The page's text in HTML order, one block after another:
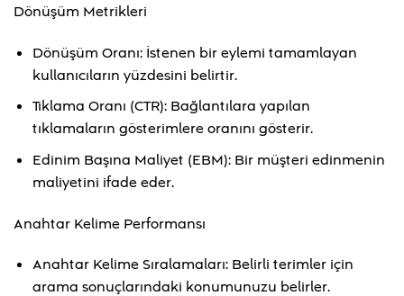
Dönüşüm Metrikleri
Dönüşüm Oranı: İstenen bir eylemi tamamlayan
kullanıcıların yüzdesini belirtir.
Tıklama Oranı (CTR): Bağlantılara yapılan
tıklamaların gösterimlere oranını gösterir.
Edinim Başına Maliyet (EBM): Bir müşteri edinmenin
maliyetini ifade eder.
Anahtar Kelime Performansı
Anahtar Kelime Sıralamaları: Belirli terimler için
arama sonuçlarındaki konumunuzu belirler.